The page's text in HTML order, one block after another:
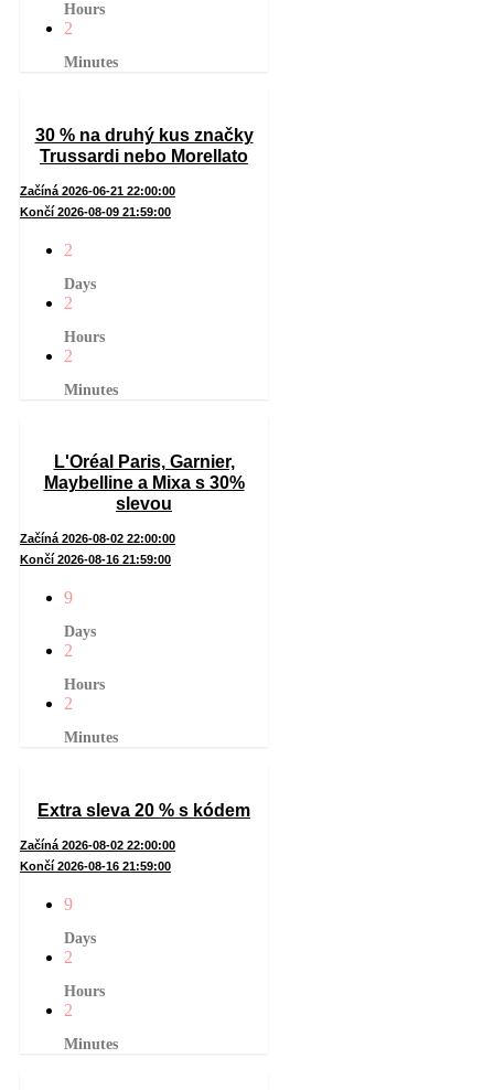
Hours
2
Minutes
30 % na druhý kus značky
Trussardi nebo Morellato
Začíná 2026-06-21 22:00:00
Končí 2026-08-09 21:59:00
2
Days
2
Hours
2
Minutes
L'Oréal Paris, Garnier,
Maybelline a Mixa s 30%
slevou
Začíná 2026-08-02 22:00:00
Končí 2026-08-16 21:59:00
9
Days
2
Hours
2
Minutes
Extra sleva 20 % s kódem
Začíná 2026-08-02 22:00:00
Končí 2026-08-16 21:59:00
9
Days
2
Hours
2
Minutes